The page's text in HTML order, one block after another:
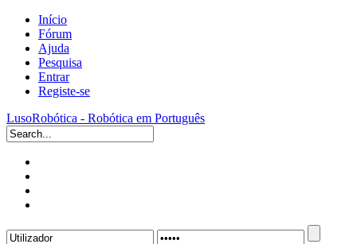
Início
Fórum
Ajuda
Pesquisa
Entrar
Registe-se
LusoRobótica - Robótica em Português